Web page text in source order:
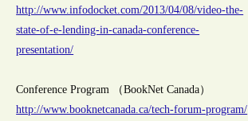
http://www.infodocket.com/2013/04/08/video-the-
state-of-e-lending-in-canada-conference-
presentation/
Conference Program （BookNet Canada）
http://www.booknetcanada.ca/tech-forum-program/